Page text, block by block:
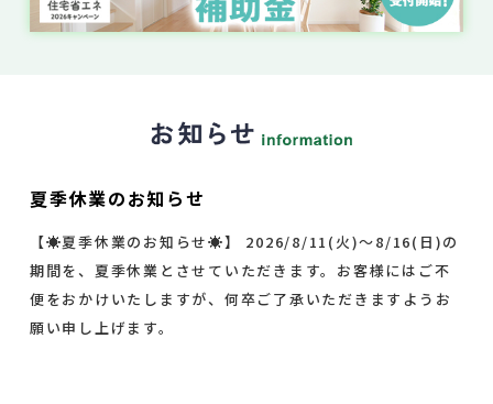
夏季休業のお知らせ
【☀夏季休業のお知らせ☀】 2026/8/11(火)～8/16(日)の
期間を、夏季休業とさせていただきます。お客様にはご不
便をおかけいたしますが、何卒ご了承いただきますようお
願い申し上げます。